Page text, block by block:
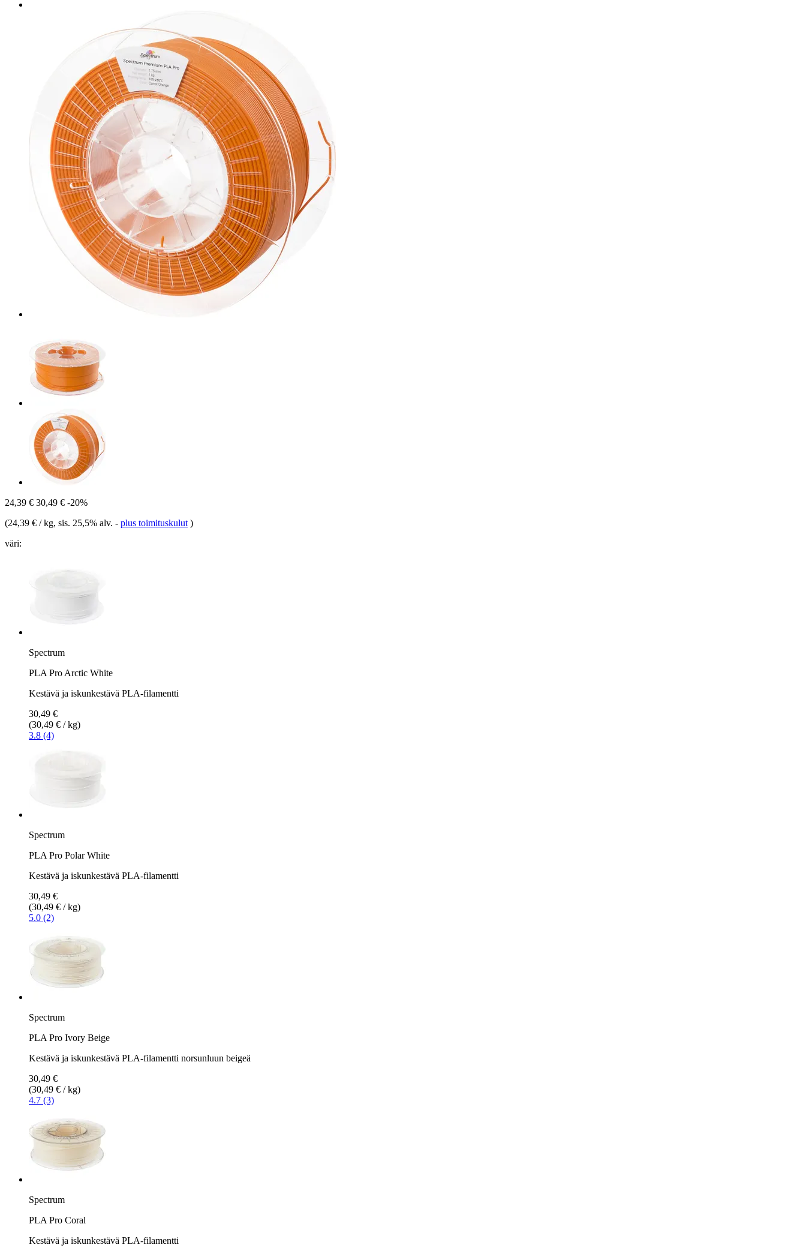
24,39 € 30,49 € -20%
(24,39 € / kg, sis. 25,5% alv. - plus toimituskulut )
väri:
Spectrum
PLA Pro Arctic White
Kestävä ja iskunkestävä PLA-filamentti
30,49 €
(30,49 € / kg)
3.8 (4)
Spectrum
PLA Pro Polar White
Kestävä ja iskunkestävä PLA-filamentti
30,49 €
(30,49 € / kg)
5.0 (2)
Spectrum
PLA Pro Ivory Beige
Kestävä ja iskunkestävä PLA-filamentti norsunluun beigeä
30,49 €
(30,49 € / kg)
4.7 (3)
Spectrum
PLA Pro Coral
Kestävä ja iskunkestävä PLA-filamentti